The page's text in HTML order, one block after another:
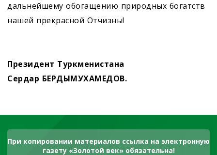
дальнейшему обогащению природных богатств
нашей прекрасной Отчизны!
Президент Туркменистана
Сердар БЕРДЫМУХАМЕДОВ.
При копировании материалов ссылка на электронную
газету «Золотой век» обязательна!